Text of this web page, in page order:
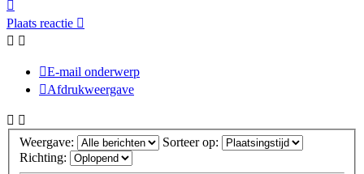
Plaats reactie
E-mail onderwerp
Afdrukweergave
Weergave:
Sorteer op:
Richting: